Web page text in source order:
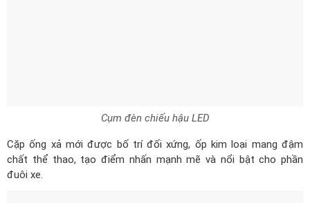
Cụm đèn chiếu hậu LED
Cặp ống xả mới được bố trí đối xứng, ốp kim loại mang đậm
chất thể thao, tạo điểm nhấn mạnh mẽ và nổi bật cho phần
đuôi xe.